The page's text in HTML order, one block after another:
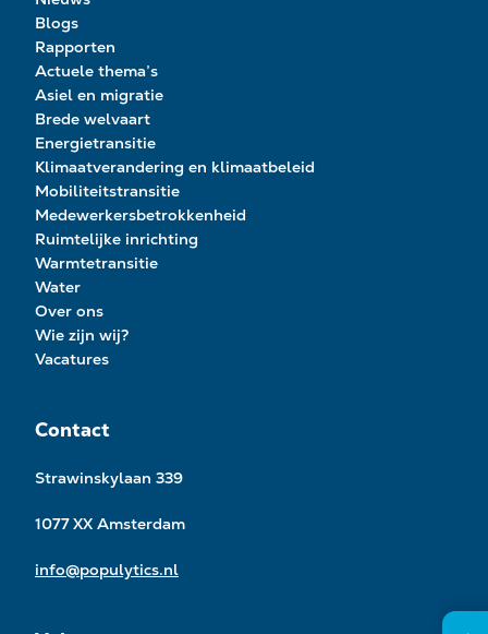
Blogs
Rapporten
Actuele thema’s
Asiel en migratie
Brede welvaart
Energietransitie
Klimaatverandering en klimaatbeleid
Mobiliteitstransitie
Medewerkersbetrokkenheid
Ruimtelijke inrichting
Warmtetransitie
Water
Over ons
Wie zijn wij?
Vacatures
Contact
Strawinskylaan 339
1077 XX Amsterdam
info@populytics.nl